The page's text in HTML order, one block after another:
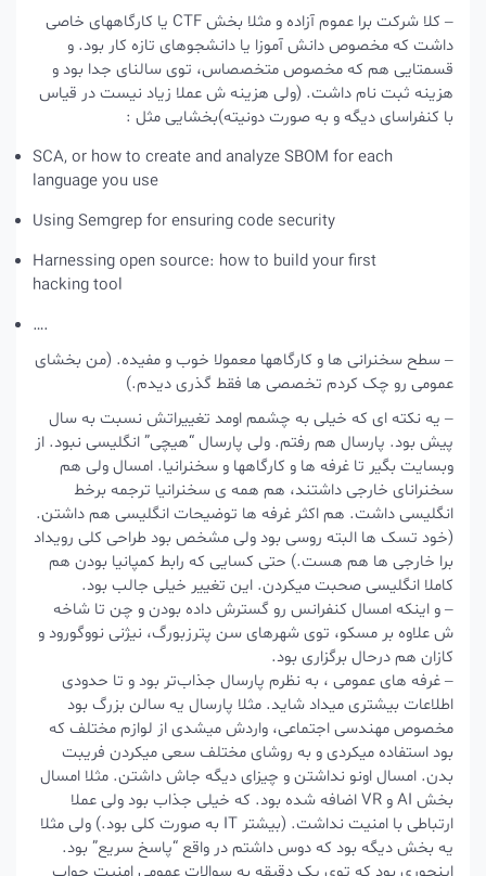
– کلا شرکت برا عموم آزاده و مثلا بخش CTF یا کارگاههای خاصی
داشت که مخصوص دانش آموزا یا دانشجوهای تازه کار بود. و
قسمتایی هم که مخصوص متخصصاس، توی سالنای جدا بود و
هزینه ثبت نام داشت. (ولی هزینه ش عملا زیاد نیست در قیاس
با کنفراسای دیگه و به صورت دونیته)بخشایی مثل :
SCA, or how to create and analyze SBOM for each
language you use
Using Semgrep for ensuring code security
Harnessing open source: how to build your first
hacking tool
– سطح سخنرانی ها و کارگاهها معمولا خوب و مفیده. (من بخشای
عمومی رو چک کردم تخصصی ها فقط گذری دیدم.)
– یه نکته ای که خیلی به چشمم اومد تغییراتش نسبت به سال
پیش بود. پارسال هم رفتم. ولی پارسال “هیچی” انگلیسی نبود. از
وبسایت بگیر تا غرفه ها و کارگاهها و سخنرانیا. امسال ولی هم
سخنرانای خارجی داشتند، هم همه ی سخنرانیا ترجمه برخط
انگلیسی داشت. هم اکثر غرفه ها توضیحات انگلیسی هم داشتن.
(خود تسک ها البته روسی بود ولی مشخص بود طراحی کلی رویداد
برا خارجی ها هم هست.) حتی کسایی که رابط کمپانیا بودن هم
کاملا انگلیسی صحبت میکردن. این تغییر خیلی جالب بود.
– و اینکه امسال کنفرانس رو گسترش داده بودن و چن تا شاخه
ش علاوه بر مسکو، توی شهرهای سن پترزبورگ، نیژنی نووگورود و
کازان هم درحال برگزاری بود.
– غرفه های عمومی ، به نظرم پارسال جذاب‌تر بود و تا حدودی
اطلاعات بیشتری میداد شاید. مثلا پارسال یه سالن بزرگ بود
مخصوص مهندسی اجتماعی، واردش میشدی از لوازم مختلف که
بود استفاده میکردی و به روشای مختلف سعی میکردن فریبت
بدن. امسال اونو نداشتن و چیزای دیگه جاش داشتن. مثلا امسال
بخش AI و VR اضافه شده بود. که خیلی جذاب بود ولی عملا
ارتباطی با امنیت نداشت. (بیشتر IT به صورت کلی بود.) ولی مثلا
یه بخش دیگه بود که دوس داشتم در واقع “پاسخ سریع” بود.